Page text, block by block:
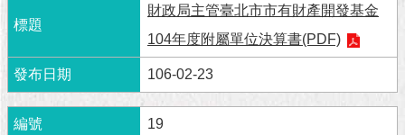
RSS
聯
絡
我
們
財政局主管臺北市市有財產開發基金
104年度附屬單位決算書(PDF)
106-02-23
19